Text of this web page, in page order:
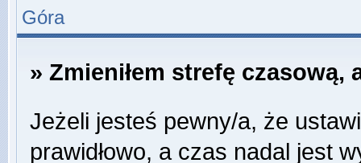
Góra
» Zmieniłem strefę czasową,
Jeżeli jesteś pewny/a, że
prawidłowo, a czas nadal jest